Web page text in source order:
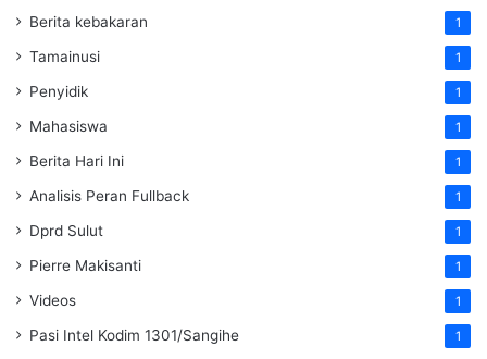
Berita kebakaran 1
Tamainusi 1
Penyidik 1
Mahasiswa 1
Berita Hari Ini 1
Analisis Peran Fullback 1
Dprd Sulut 1
Pierre Makisanti 1
Videos 1
Pasi Intel Kodim 1301/Sangihe 1